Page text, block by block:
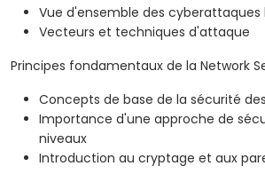
Vue d'ensemble des cyberattaques
Vecteurs et techniques d'attaque
Principes fondamentaux de la Network
Concepts de base de la sécurité
Importance d'une approche de
niveaux
Introduction au cryptage et aux